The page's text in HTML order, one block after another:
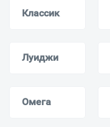
Классик
Луиджи
Омега